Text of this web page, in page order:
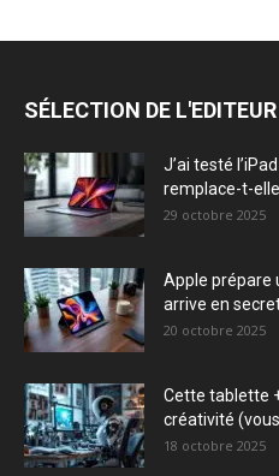
SÉLECTION DE L'EDITEUR
J’ai testé
remplace-t-
29 octobre 2025
Apple prépare
arrive en
20 octobre 2025
Cette tablette
créativité
18 octobre 2025